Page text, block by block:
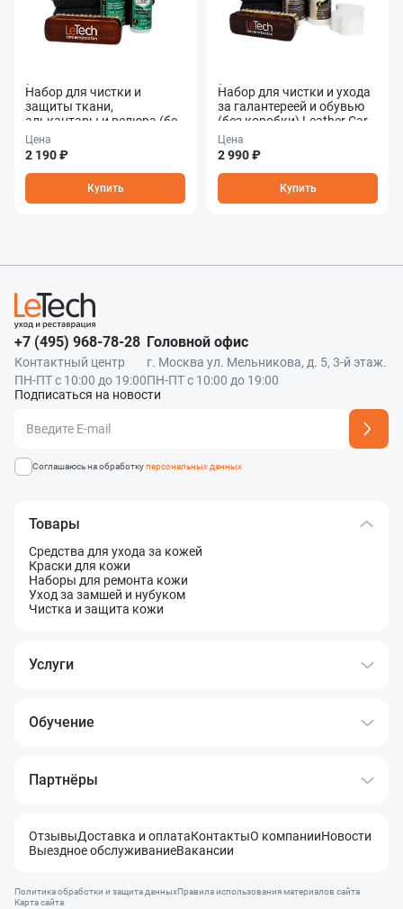
Набор для чистки и
защиты ткани,
алькантары и велюра (без
коробки) Fabric &
Alcantara Care Combo
Цена
2 190 ₽
Купить
Набор для чистки и ухода
за галантереей и обувью
(без коробки) Leather Care
Combo
Цена
2 990 ₽
Купить
+7 (495) 968-78-28
Контактный центр
ПН-ПТ с 10:00 до 19:00
Головной офис
г. Москва ул. Мельникова, д. 5, 3-й этаж.
ПН-ПТ с 10:00 до 19:00
Подписаться на новости
Адрес подписки успешно добавлен
Соглашаюсь на обработкуперсональных данных
Товары
Средства для ухода за кожей
Краски для кожи
Наборы для ремонта кожи
Уход за замшей и нубуком
Чистка и защита кожи
Услуги
Обучение
Партнёры
ОтзывыДоставка и оплатаКонтактыО компанииНовости
Выездное обслуживаниеВакансии
Политика обработки и защита данныхПравила использования материалов сайта
Карта сайта